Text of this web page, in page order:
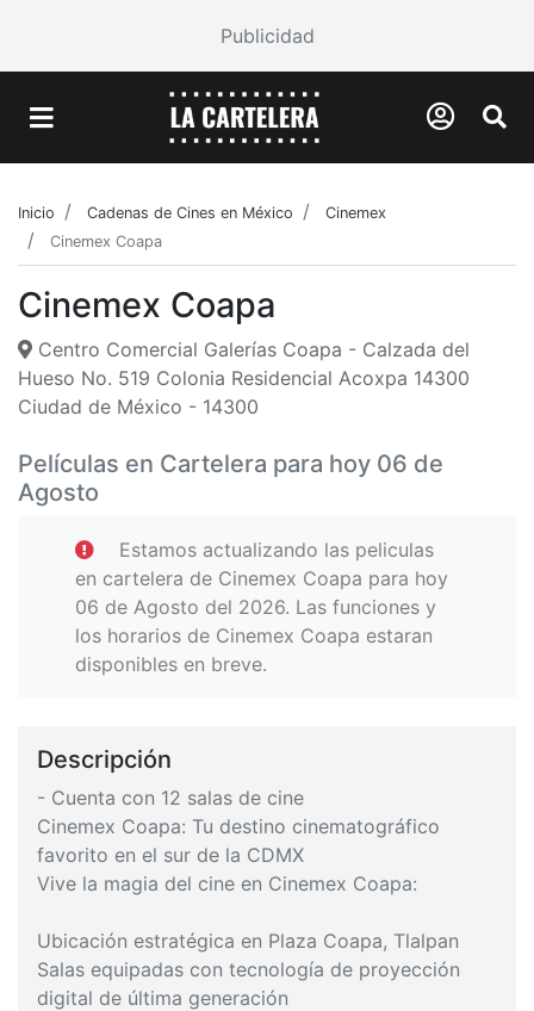
Publicidad
Inicio Cadenas de Cines en México
Cinemex
Cinemex Coapa
Cinemex Coapa
Centro Comercial Galerías Coapa - Calzada del
Hueso No. 519 Colonia Residencial Acoxpa 14300
Ciudad de México - 14300
Películas en Cartelera para hoy 06 de
Agosto
Estamos actualizando las peliculas
en cartelera de Cinemex Coapa para hoy
06 de Agosto del 2026. Las funciones y
los horarios de Cinemex Coapa estaran
disponibles en breve.
Descripción
- Cuenta con 12 salas de cine
Cinemex Coapa: Tu destino cinematográfico
favorito en el sur de la CDMX
Vive la magia del cine en Cinemex Coapa:
Ubicación estratégica en Plaza Coapa, Tlalpan
Salas equipadas con tecnología de proyección
digital de última generación